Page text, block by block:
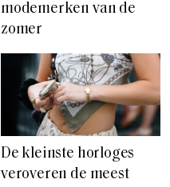
modemerken van de
zomer
De kleinste horloges
veroveren de meest